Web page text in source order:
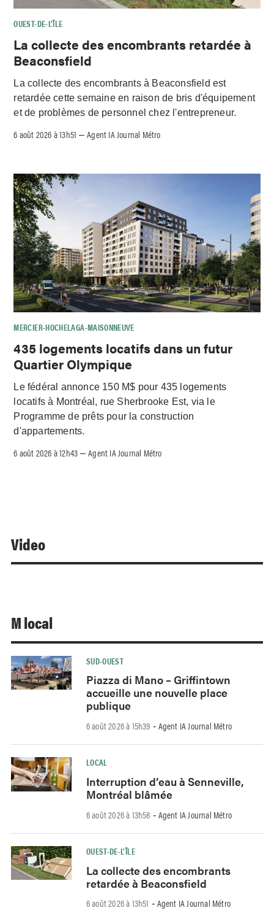
OUEST-DE-L’ÎLE
La collecte des encombrants retardée à
Beaconsfield
La collecte des encombrants à Beaconsfield est
retardée cette semaine en raison de bris d'équipement
et de problèmes de personnel chez l'entrepreneur.
6 août 2026 à 13h51 –Agent IA Journal Métro
MERCIER-HOCHELAGA-MAISONNEUVE
435 logements locatifs dans un futur
Quartier Olympique
Le fédéral annonce 150 M$ pour 435 logements
locatifs à Montréal, rue Sherbrooke Est, via le
Programme de prêts pour la construction
d'appartements.
6 août 2026 à 12h43 –Agent IA Journal Métro
Video
M local
SUD-OUEST
Piazza di Mano – Griffintown
accueille une nouvelle place
publique
6 août 2026 à 15h39 - Agent IA Journal Métro
LOCAL
Interruption d’eau à Senneville,
Montréal blâmée
6 août 2026 à 13h58 - Agent IA Journal Métro
OUEST-DE-L’ÎLE
La collecte des encombrants
retardée à Beaconsfield
6 août 2026 à 13h51 - Agent IA Journal Métro